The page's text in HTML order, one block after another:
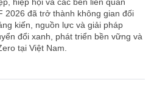
2026 đã trở thành không gian đối
kiến, nguồn lực và giải pháp
đổi xanh, phát triển bền vững và
tại Việt Nam.